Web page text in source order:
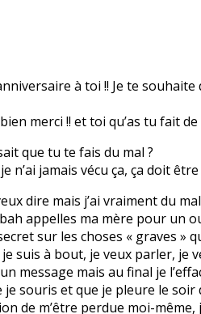
à toi !! Je te souhaite
merci !! et toi qu’as tu fait
que tu te fais du mal ?
n’ai jamais vécu ça, ça doit
dire mais j’ai vraiment du
appelles ma mère pour un
sur les choses « graves »
je suis à bout, je veux parler,
message mais au final je
je souris et que je pleure le
de m’être perdue moi-